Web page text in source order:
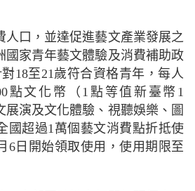
人口，並達促進藝文產業發展之
國家青年藝文體驗及消費補助政
18至21歲符合資格青年，每人
點文化幣（1點等值新臺幣1
展演及文化體驗、視聽娛樂、圖
國超過1萬個藝文消費點折抵使
6日開始領取使用，使用期限至